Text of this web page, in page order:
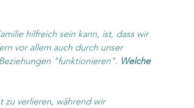
hilfreich sein kann, ist, dass wir
vor allem auch durch unser
"funktionieren". Welche
zu verlieren, während wir